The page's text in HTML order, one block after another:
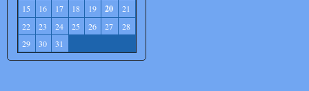
15
16 17 18 19 20
21
22
23 24 25 26 27
28
29
30 31